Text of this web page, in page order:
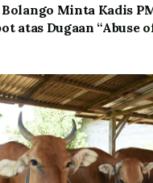
Minta Kadis
atas Dugaan “Abuse